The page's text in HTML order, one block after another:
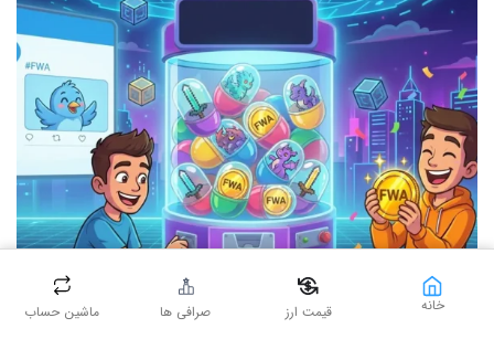
مقالات عمومی
خانه قیمت ارز صرافی ها ماشین حساب